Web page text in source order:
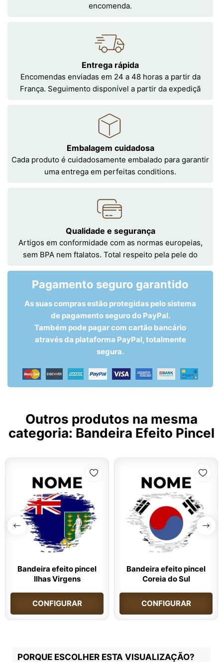
encomenda.
Entrega rápida
Encomendas enviadas em 24 a 48 horas a partir da
França. Seguimento disponível a partir da expediçã
Embalagem cuidadosa
Cada produto é cuidadosamente embalado para garantir
uma entrega em perfeitas conditions.
Qualidade e segurança
Artigos em conformidade com as normas europeias,
sem BPA nem ftalatos. Total respeito pela pele do
Pagamento seguro garantido
As suas compras estão protegidas pelo sistema
de pagamento seguro do PayPal.
Também pode pagar com cartão bancário
através da plataforma PayPal, totalmente
segura.
Outros produtos na mesma
categoria: Bandeira Efeito Pincel
Bandeira efeito pincel
Ilhas Virgens
CONFIGURAR
Bandeira efeito pincel
Coreia do Sul
CONFIGURAR
PORQUE ESCOLHER ESTA VISUALIZAÇÃO?